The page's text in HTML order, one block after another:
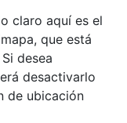
claro aquí es el
que está
desea
desactivarlo
de ubicación